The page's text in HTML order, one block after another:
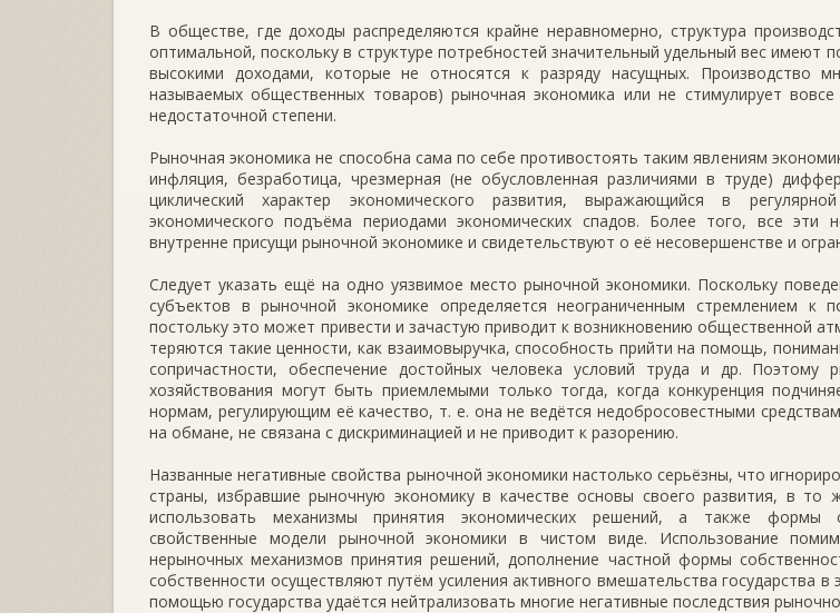
В обществе, где доходы распределяются крайне неравномерно, структура
оптимальной, поскольку в структуре потребностей значительный удельный вес имеют
высокими доходами, которые не относятся к разряду насущных. Производство
называемых общественных товаров) рыночная экономика или не стимулирует вовсе
недостаточной степени.
Рыночная экономика не способна сама по себе противостоять таким явлениям
инфляция, безработица, чрезмерная (не обусловленная различиями в труде)
циклический характер экономического развития, выражающийся в
экономического подъёма периодами экономических спадов. Более того, все эти
внутренне присущи рыночной экономике и свидетельствуют о её несовершенстве и
Следует указать ещё на одно уязвимое место рыночной экономики. Поскольку
субъектов в рыночной экономике определяется неограниченным стремлением к
постольку это может привести и зачастую приводит к возникновению общественной
теряются такие ценности, как взаимовыручка, способность прийти на помощь,
сопричастности, обеспечение достойных человека условий труда и др. Поэтому
хозяйствования могут быть приемлемыми только тогда, когда конкуренция
нормам, регулирующим её качество, т. е. она не ведётся недобросовестными
на обмане, не связана с дискриминацией и не приводит к разорению.
Названные негативные свойства рыночной экономики настолько серьёзны, что
страны, избравшие рыночную экономику в качестве основы своего развития, в то
использовать механизмы принятия экономических решений, а также формы
свойственные модели рыночной экономики в чистом виде. Использование
нерыночных механизмов принятия решений, дополнение частной формы
собственности осуществляют путём усиления активного вмешательства государства в
помощью государства удаётся нейтрализовать многие негативные последствия